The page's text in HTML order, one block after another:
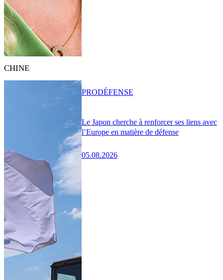
CHINE
Le Japon cherche à renforcer ses liens avec
l’Europe en matière de défense
05.08.2026
PRODÉFENSE